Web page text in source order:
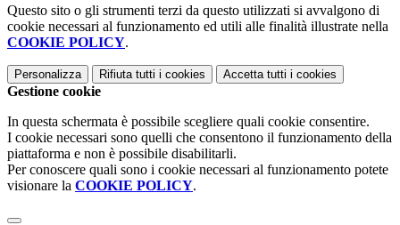
Questo sito o gli strumenti terzi da questo utilizzati si avvalgono di
cookie necessari al funzionamento ed utili alle finalità illustrate nella
COOKIE POLICY.
Personalizza Rifiuta tutti i cookies Accetta tutti i cookies
Gestione cookie
In questa schermata è possibile scegliere quali cookie consentire.
I cookie necessari sono quelli che consentono il funzionamento della
piattaforma e non è possibile disabilitarli.
Per conoscere quali sono i cookie necessari al funzionamento potete
visionare la COOKIE POLICY.